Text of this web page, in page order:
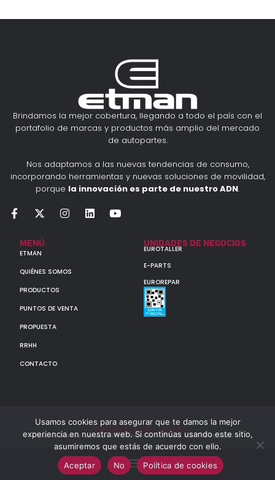
Brindamos la mejor cobertura, llegando a todo el país con el
portafolio de marcas y productos más amplio del mercado
de autopartes.
Nos adaptamos a las nuevas tendencias de consumo,
incorporando herramientas y nuevas soluciones de movilidad,
porque la innovación es parte de nuestro ADN.
MENÚ
ETMAN
QUIÉNES SOMOS
PRODUCTOS
PUNTOS DE VENTA
PROPUESTA
RRHH
CONTACTO
UNIDADES DE NEGOCIOS
EUROTALLER
E-PARTS
EUROREPAR
GRUPO ETMAN : : 2026
Todos los derechos reservados a MULTIORIGINAL PARTS S.A. (CUIT: 30-60142852-7)
Usamos cookies para asegurar que te damos la mejor
experiencia en nuestra web. Si continúas usando este sitio,
asumiremos que estás de acuerdo con ello.
Aceptar
No Política de cookies